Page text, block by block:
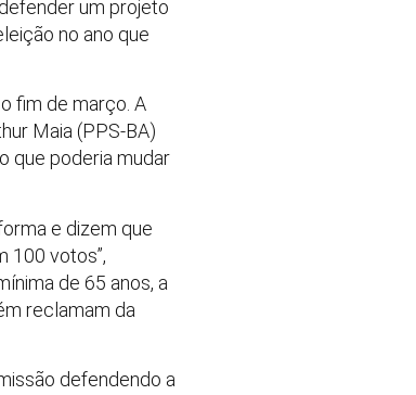
um projeto
no ano que
fim de março. A
Maia (PPS-BA)
que poderia mudar
e dizem que
100 votos”,
de 65 anos, a
reclamam da
defendendo a